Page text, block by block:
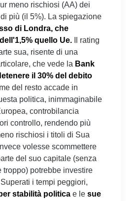
meno rischiosi (AA) dei
più (il 5%). La spiegazione
di Londra, che
quello Ue.
Il rating
sua, risente di una
che vede la Bank
il 30% del debito
del resto accade in
politica, inimmaginabile
controbilancia
controllo, rendendo più
rischiosi i titoli di Sua
volesse scommettere
del suo capitale (senza
troppo) potrebbe investire
Superati i tempi peggiori,
stabilità politica e le sue